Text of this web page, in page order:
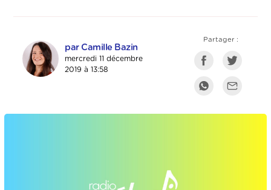
par Camille Bazin
mercredi 11 décembre
2019 à 13:58
Partager :